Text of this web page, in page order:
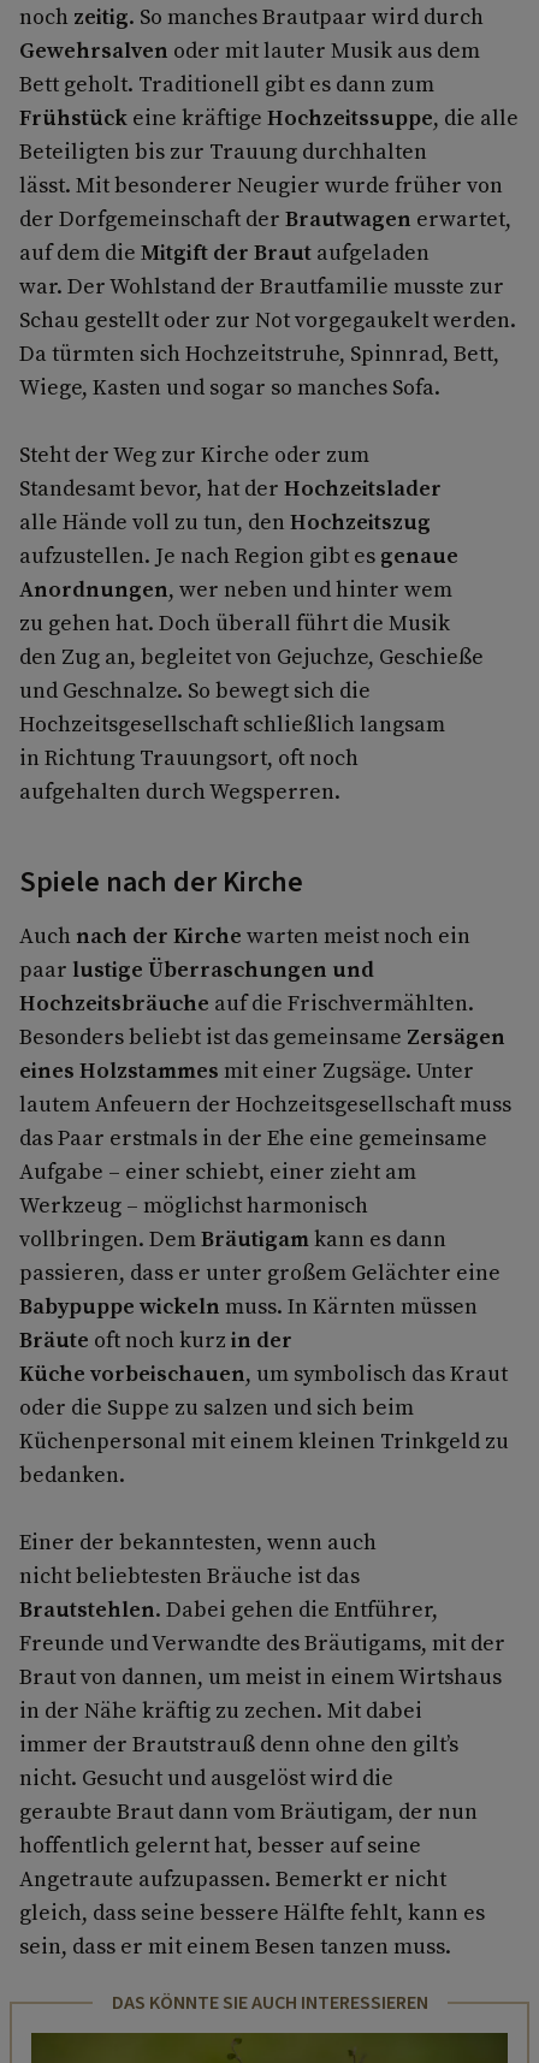
noch zeitig. So manches Brautpaar wird durch
Gewehrsalven oder mit lauter Musik aus dem
Bett geholt. Traditionell gibt es dann zum
Frühstück eine kräftige Hochzeitssuppe, die alle
Beteiligten bis zur Trauung durchhalten
lässt. Mit besonderer Neugier wurde früher von
der Dorfgemeinschaft der Brautwagen erwartet,
auf dem die Mitgift der Braut aufgeladen
war. Der Wohlstand der Brautfamilie musste zur
Schau gestellt oder zur Not vorgegaukelt werden.
Da türmten sich Hochzeitstruhe, Spinnrad, Bett,
Wiege, Kasten und sogar so manches Sofa.
Steht der Weg zur Kirche oder zum
Standesamt bevor, hat der Hochzeitslader
alle Hände voll zu tun, den Hochzeitszug
aufzustellen. Je nach Region gibt es genaue
Anordnungen, wer neben und hinter wem
zu gehen hat. Doch überall führt die Musik
den Zug an, begleitet von Gejuchze, Geschieße
und Geschnalze. So bewegt sich die
Hochzeitsgesellschaft schließlich langsam
in Richtung Trauungsort, oft noch
aufgehalten durch Wegsperren.
Spiele nach der Kirche
Auch nach der Kirche warten meist noch ein
paar lustige Überraschungen und
Hochzeitsbräuche auf die Frischvermählten.
Besonders beliebt ist das gemeinsame Zersägen
eines Holzstammes mit einer Zugsäge. Unter
lautem Anfeuern der Hochzeitsgesellschaft muss
das Paar erstmals in der Ehe eine gemeinsame
Aufgabe – einer schiebt, einer zieht am
Werkzeug – möglichst harmonisch
vollbringen. DemBräutigamkann es dann
passieren, dass er unter großem Gelächter eine
Babypuppe wickeln muss. In Kärnten müssen
Bräute oft noch kurz in der
Küche vorbeischauen, um symbolisch das Kraut
oder die Suppe zu salzen und sich beim
Küchenpersonal mit einem kleinen Trinkgeld zu
bedanken.
Einer der bekanntesten, wenn auch
nicht beliebtesten Bräuche ist das
Brautstehlen. Dabei gehen die Entführer,
Freunde und Verwandte des Bräutigams, mit der
Braut von dannen, um meist in einem Wirtshaus
in der Nähe kräftig zu zechen. Mit dabei
immer der Brautstrauß denn ohne den gilt’s
nicht. Gesucht und ausgelöst wird die
geraubte Braut dann vom Bräutigam, der nun
hoffentlich gelernt hat, besser auf seine
Angetraute aufzupassen. Bemerkt er nicht
gleich, dass seine bessere Hälfte fehlt, kann es
sein, dass er mit einem Besen tanzen muss.
DAS KÖNNTE SIE AUCH INTERESSIEREN